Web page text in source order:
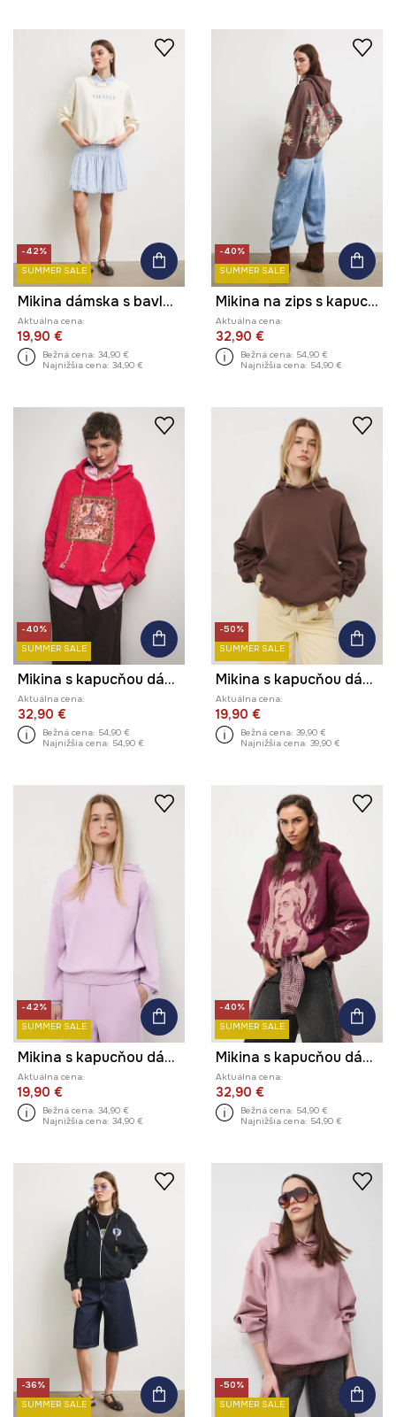
-42%
SUMMER SALE
Mikina dámska s bavlnou
Aktuálna cena:
19,90 €
Bežná cena: 34,90 €
Najnižšia cena: 34,90 €
-40%
SUMMER SALE
Mikina na zips s kapucňou dámska bavlnená
Aktuálna cena:
32,90 €
Bežná cena: 54,90 €
Najnižšia cena: 54,90 €
-40%
SUMMER SALE
Mikina s kapucňou dámska bavlnená z kolekcie Ilona Tambor x Medicine
Aktuálna cena:
32,90 €
Bežná cena: 54,90 €
Najnižšia cena: 54,90 €
-50%
SUMMER SALE
Mikina s kapucňou dámska
Aktuálna cena:
19,90 €
Bežná cena: 39,90 €
Najnižšia cena: 39,90 €
-42%
SUMMER SALE
Mikina s kapucňou dámska
Aktuálna cena:
19,90 €
Bežná cena: 34,90 €
Najnižšia cena: 34,90 €
-40%
SUMMER SALE
Mikina s kapucňou dámska bavlnená by Agnieszka Łońska, Graphics Series
Aktuálna cena:
32,90 €
Bežná cena: 54,90 €
Najnižšia cena: 54,90 €
-36%
SUMMER SALE
-50%
SUMMER SALE